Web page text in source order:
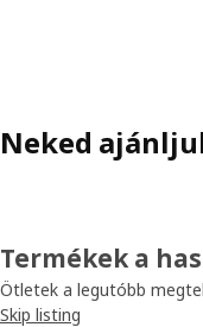
Neked
Termékek a
Ötletek a legutóbb
Skip listing